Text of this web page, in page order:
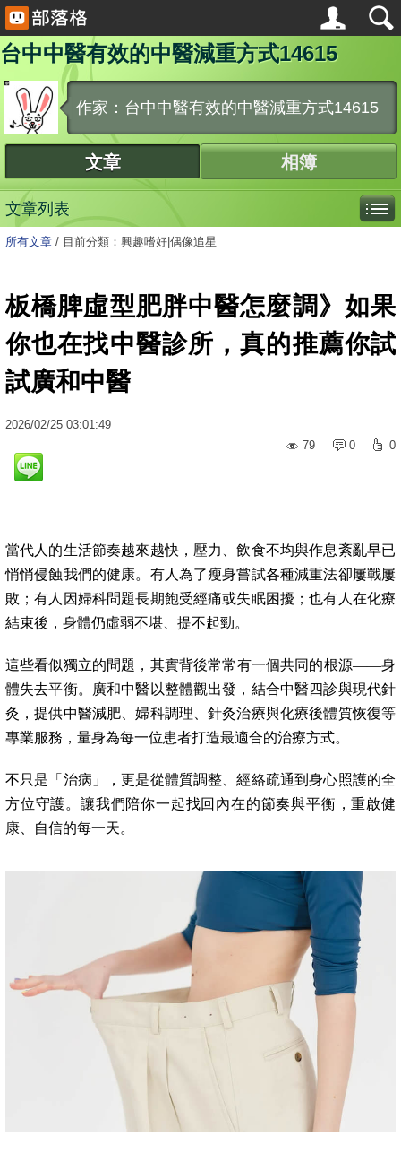
台中中醫有效的中醫減重方式14615
作家：台中中醫有效的中醫減重方式14615
文章 相簿
文章列表
所有文章 / 目前分類：興趣嗜好|偶像追星
板橋脾虛型肥胖中醫怎麼調》如果
你也在找中醫診所，真的推薦你試
試廣和中醫
2026/02/25 03:01:49
79
0 0
當代人的生活節奏越來越快，壓力、飲食不均與作息紊亂早已
悄悄侵蝕我們的健康。有人為了瘦身嘗試各種減重法卻屢戰屢
敗；有人因婦科問題長期飽受經痛或失眠困擾；也有人在化療
結束後，身體仍虛弱不堪、提不起勁。
這些看似獨立的問題，其實背後常常有一個共同的根源——身
體失去平衡。廣和中醫以整體觀出發，結合中醫四診與現代針
灸，提供中醫減肥、婦科調理、針灸治療與化療後體質恢復等
專業服務，量身為每一位患者打造最適合的治療方式。
不只是「治病」，更是從體質調整、經絡疏通到身心照護的全
方位守護。讓我們陪你一起找回內在的節奏與平衡，重啟健
康、自信的每一天。